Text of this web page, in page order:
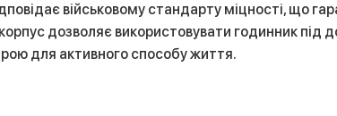
військовому стандарту міцності, що
дозволяє використовувати годинник під
для активного способу життя.